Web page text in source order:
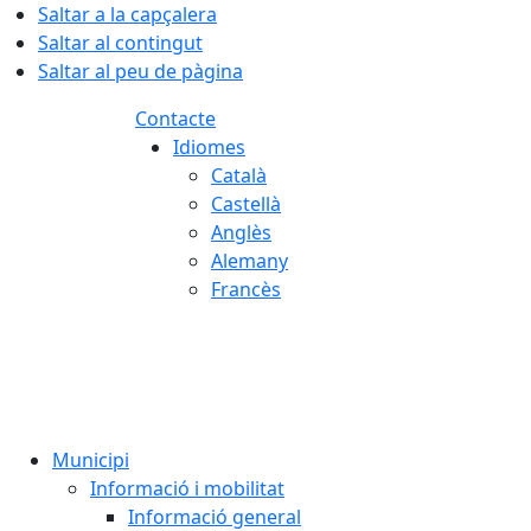
Saltar a la capçalera
Saltar al contingut
Saltar al peu de pàgina
Contacte
Idiomes
Català
Castellà
Anglès
Alemany
Francès
Municipi
Informació i mobilitat
Informació general